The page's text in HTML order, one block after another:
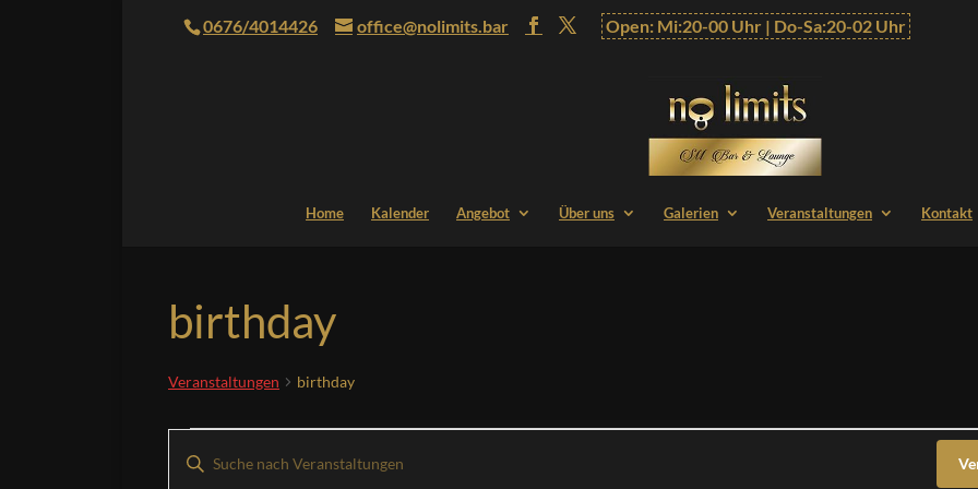
0676/4014426 office@nolimits.bar Open: Mi:20-00 Uhr | Do-Sa:20-02 Uhr
Home Kalender Angebot Über uns Galerien Veranstaltungen Kontakt
birthday
Veranstaltungen birthday
Suche
Bitte